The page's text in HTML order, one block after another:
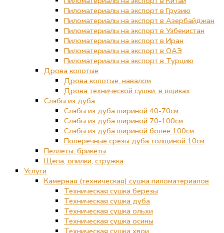
Пиломатериалы на экспорт в Грузию
Пиломатериалы на экспорт в Азербайджан
Пиломатериалы на экспорт в Узбекистан
Пиломатериалы на экспорт в Иран
Пиломатериалы на экспорт в ОАЭ
Пиломатериалы на экспорт в Турцию
Дрова колотые
Дрова колотые, навалом
Дрова технической сушки, в ящиках
Слэбы из дуба
Слэбы из дуба шириной 40-70см
Слэбы из дуба шириной 70-100см
Слэбы из дуба шириной более 100см
Поперечные срезы дуба толщиной 10см
Пеллеты, брикеты
Щепа, опилки, стружка
Услуги
Камерная (техническая) сушка пиломатериалов
Техническая сушка березы
Техническая сушка дуба
Техническая сушка ольхи
Техническая сушка осины
Техническая сушка хвои